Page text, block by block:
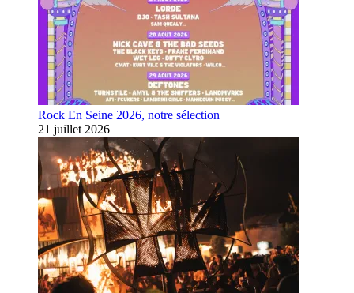
Rock En Seine 2026, notre sélection
21 juillet 2026